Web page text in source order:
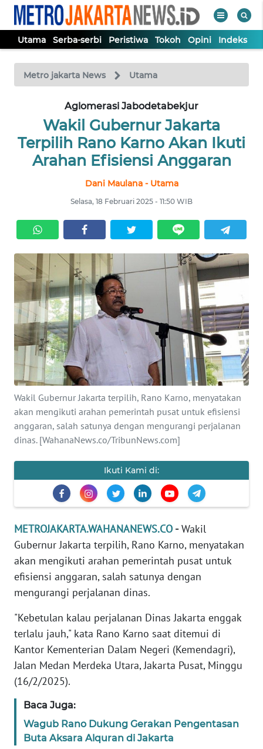
Utama Serba-serbi Peristiwa Tokoh Opini Indeks
Metro jakarta News Utama
Aglomerasi Jabodetabekjur
Wakil Gubernur Jakarta
Terpilih Rano Karno Akan Ikuti
Arahan Efisiensi Anggaran
Dani Maulana - Utama
Selasa, 18 Februari 2025 - 11:50 WIB
Wakil Gubernur Jakarta terpilih, Rano Karno, menyatakan
akan mengikuti arahan pemerintah pusat untuk efisiensi
anggaran, salah satunya dengan mengurangi perjalanan
dinas. [WahanaNews.co/TribunNews.com]
Ikuti Kami di:
METROJAKARTA.WAHANANEWS.CO -Wakil
Gubernur Jakarta terpilih, Rano Karno, menyatakan
akan mengikuti arahan pemerintah pusat untuk
efisiensi anggaran, salah satunya dengan
mengurangi perjalanan dinas.
"Kebetulan kalau perjalanan Dinas Jakarta enggak
terlalu jauh," kata Rano Karno saat ditemui di
Kantor Kementerian Dalam Negeri (Kemendagri),
Jalan Medan Merdeka Utara, Jakarta Pusat, Minggu
(16/2/2025).
Baca Juga:
Wagub Rano Dukung Gerakan Pengentasan
Buta Aksara Alquran di Jakarta
TV
Tutup
SERBA-
SERBI
TOKOH
OPINI
Informasi
INDEKS
BERITA
KONTAK
KAMI
INFO
IKLAN
TENTANG
PEDOMAN
SIBER
REDAKSI
KARIR
DISCLAIMER
Wahana
News
Regional
WN
WN
JAKARTA